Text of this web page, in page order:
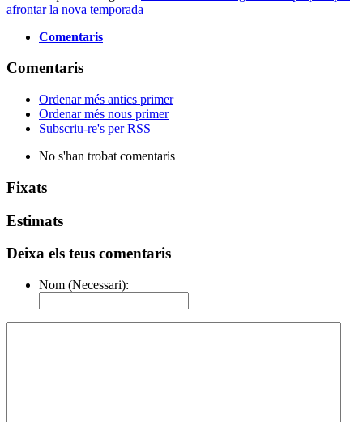
afrontar la nova temporada
Comentaris
Comentaris
Ordenar més antics primer
Ordenar més nous primer
Subscriu-re's per RSS
No s'han trobat comentaris
Fixats
Estimats
Deixa els teus comentaris
Nom (Necessari):